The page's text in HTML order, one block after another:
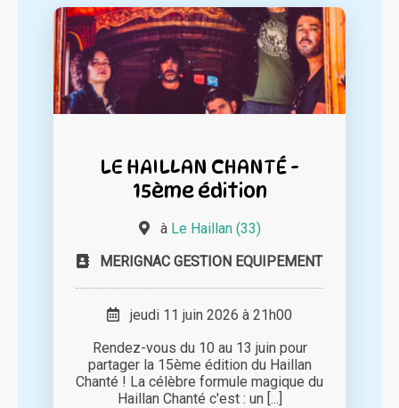
LE HAILLAN CHANTÉ -
15ème édition
à Le Haillan (33)
MERIGNAC GESTION EQUIPEMENT
jeudi 11 juin 2026 à 21h00
Rendez-vous du 10 au 13 juin pour
partager la 15ème édition du Haillan
Chanté ! La célèbre formule magique du
Haillan Chanté c'est : un [...]